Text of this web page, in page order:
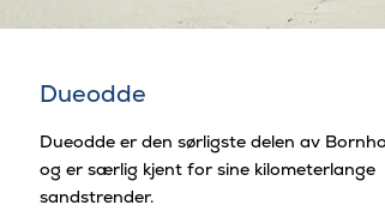
Dueodde
Dueodde er den sørligste delen av
og er særlig kjent for sine kilometerlange
sandstrender.